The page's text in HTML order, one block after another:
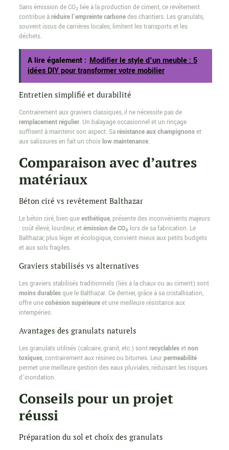
Sans émission de CO₂ liée à la production de ciment, ce revêtement
contribue àréduire l’empreinte carbonedes chantiers. Les granulats,
souvent issus de carrières locales, limitent les transports et les
déchets.
A lire également : Modifier le style d'un meuble : 5
idées DIY pour transformer votre mobilier
Entretien simplifié et durabilité
Contrairement aux graviers classiques, il ne nécessite pas de
remplacement régulier. Un balayage occasionnel et un rinçage
suffisent à maintenir son aspect. Sarésistance aux champignonset
aux salissures en fait un choixlow maintenance.
Comparaison avec d’autres
matériaux
Béton ciré vs revêtement Balthazar
Le béton ciré, bien queesthétique, présente des inconvénients majeurs
: coût élevé, lourdeur, etémission de CO₂ lors de sa fabrication. Le
Balthazar, plus léger et écologique, convient mieux aux petits budgets
et aux sols fragiles.
Graviers stabilisés vs alternatives
Les graviers stabilisés traditionnels (liés à la chaux ou au ciment) sont
moins durablesque le Balthazar. Ce dernier, grâce à sa cristallisation,
offre unecohésion supérieureet une meilleure résistance aux
intempéries.
Avantages des granulats naturels
Les granulats utilisés (calcaire, granit, etc.) sontrecyclablesetnon
toxiques, contrairement aux résines ou bitumes. Leurpermeabilité
permet une meilleure gestion des eaux pluviales, réduisant les risques
d’inondation.
Conseils pour un projet
réussi
Préparation du sol et choix des granulats